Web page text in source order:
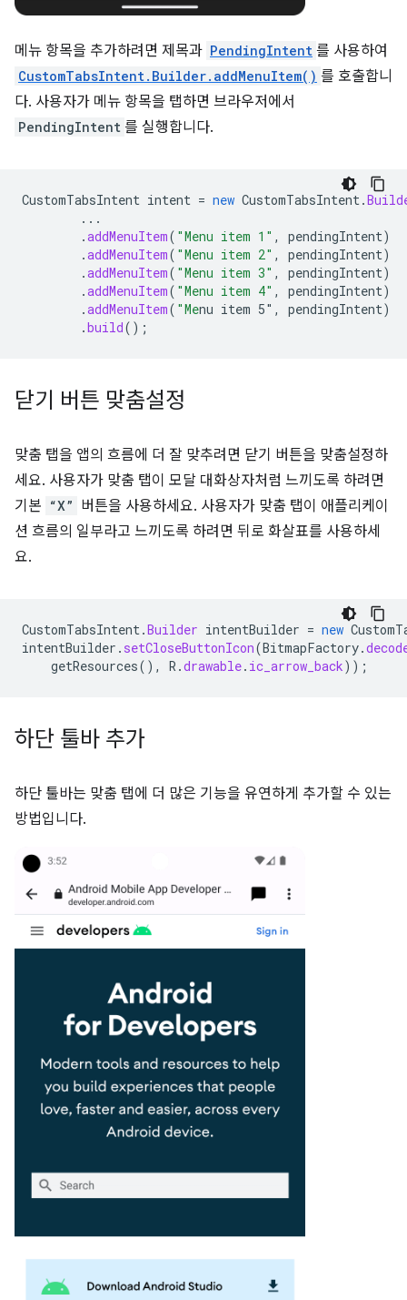
메뉴 항목을 추가하려면 제목과 PendingIntent 를 사용하여
CustomTabsIntent.Builder.addMenuItem() 를 호출합니
다. 사용자가 메뉴 항목을 탭하면 브라우저에서
PendingIntent 를 실행합니다.
CustomTabsIntent intent = new CustomTabsIntent.
...
.addMenuItem( "Menu item 1" , pendingIntent)
.addMenuItem( "Menu item 2" , pendingIntent)
.addMenuItem( "Menu item 3" , pendingIntent)
.addMenuItem( "Menu item 4" , pendingIntent)
.addMenuItem( "Menu item 5" , pendingIntent)
.build();
닫기 버튼 맞춤설정
맞춤 탭을 앱의 흐름에 더 잘 맞추려면 닫기 버튼을 맞춤설정하
세요. 사용자가 맞춤 탭이 모달 대화상자처럼 느끼도록 하려면
기본 “X” 버튼을 사용하세요. 사용자가 맞춤 탭이 애플리케이
션 흐름의 일부라고 느끼도록 하려면 뒤로 화살표를 사용하세
요.
CustomTabsIntent.Builder intentBuilder = new
intentBuilder . setCloseButtonIcon(BitmapFactory.
getResources(), R .drawable. ic_arrow_back));
하단 툴바 추가
하단 툴바는 맞춤 탭에 더 많은 기능을 유연하게 추가할 수 있는
방법입니다.